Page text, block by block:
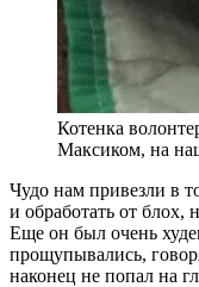
Котенка
Максиком, на
Чудо нам привезли в
и обработать от блох,
Еще он был очень
прощупывались,
наконец не попал на